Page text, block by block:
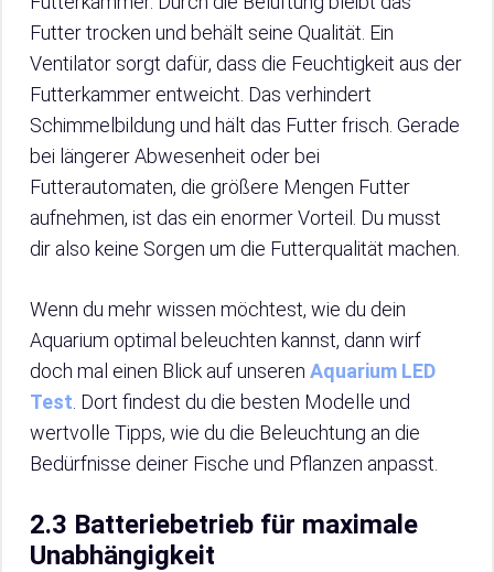
Futter trocken und behält seine Qualität. Ein
Ventilator sorgt dafür, dass die Feuchtigkeit aus der
Futterkammer entweicht. Das verhindert
Schimmelbildung und hält das Futter frisch. Gerade
bei längerer Abwesenheit oder bei
Futterautomaten, die größere Mengen Futter
aufnehmen, ist das ein enormer Vorteil. Du musst
dir also keine Sorgen um die Futterqualität machen.
Wenn du mehr wissen möchtest, wie du dein
Aquarium optimal beleuchten kannst, dann wirf
doch mal einen Blick auf unseren Aquarium LED
Test . Dort findest du die besten Modelle und
wertvolle Tipps, wie du die Beleuchtung an die
Bedürfnisse deiner Fische und Pflanzen anpasst.
2.3 Batteriebetrieb für maximale
Unabhängigkeit